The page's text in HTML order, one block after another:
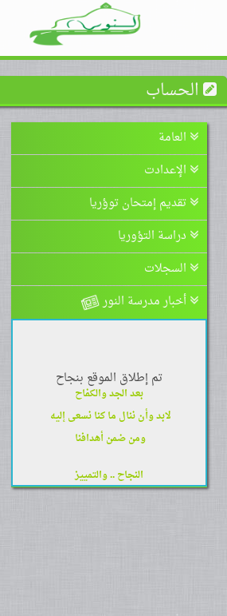
الحساب
العامة
الإعدادت
تقديم إمتحان توؤريا
دراسة التؤوريا
السجلات
أخبار مدرسة النور
تم إطلاق الموقع بنجاح
بعد الجد والكفاح
لابد وأن ننال ما كنا نسعى إليه
ومن ضمن أهدافنا
النجاح .. والتمييز